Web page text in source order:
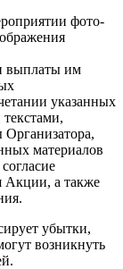
фото-
выплаты им
указанных
материалов
Акции, а также
убытки,
возникнуть